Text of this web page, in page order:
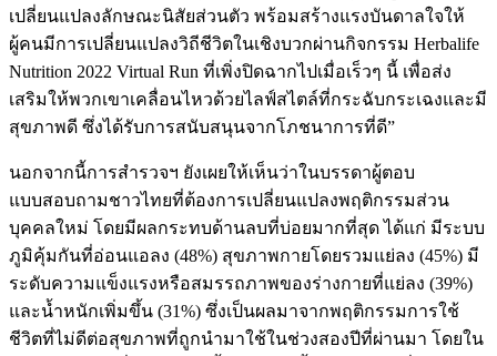
เปลี่ยนแปลงลักษณะนิสัยส่วนตัว พร้อมสร้างแรงบันดาลใจให้
ผู้คนมีการเปลี่ยนแปลงวิถีชีวิตในเชิงบวกผ่านกิจกรรม Herbalife
Nutrition 2022 Virtual Run ที่เพิ่งปิดฉากไปเมื่อเร็วๆ นี้ เพื่อส่ง
เสริมให้พวกเขาเคลื่อนไหวด้วยไลฟ์สไตล์ที่กระฉับกระเฉงและมี
สุขภาพดี ซึ่งได้รับการสนับสนุนจากโภชนาการที่ดี”
นอกจากนี้การสำรวจฯ ยังเผยให้เห็นว่าในบรรดาผู้ตอบ
แบบสอบถามชาวไทยที่ต้องการเปลี่ยนแปลงพฤติกรรมส่วน
บุคคลใหม่ โดยมีผลกระทบด้านลบที่บ่อยมากที่สุด ได้แก่ มีระบบ
ภูมิคุ้มกันที่อ่อนแอลง (48%) สุขภาพกายโดยรวมแย่ลง (45%) มี
ระดับความแข็งแรงหรือสมรรถภาพของร่างกายที่แย่ลง (39%)
และน้ำหนักเพิ่มขึ้น (31%) ซึ่งเป็นผลมาจากพฤติกรรมการใช้
ชีวิตที่ไม่ดีต่อสุขภาพที่ถูกนำมาใช้ในช่วงสองปีที่ผ่านมา โดยใน